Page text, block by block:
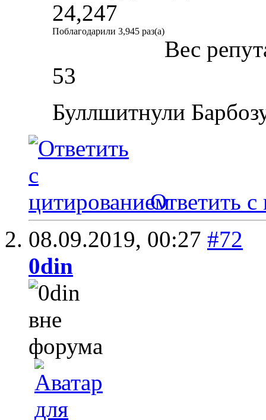
24,247
Поблагодарили 3,945 раз(а)
Вес
53
Буллшитнули
Ответить с
08.09.2019, 00:27 #72
0din